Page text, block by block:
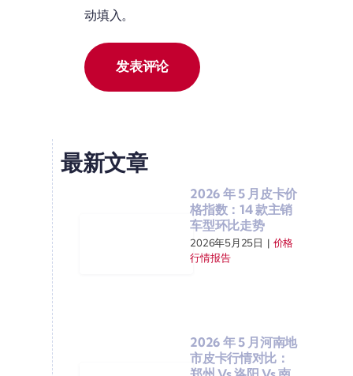
动填入。
最新文章
2026 年 5 月皮卡价
格指数：14 款主销
车型环比走势
2026年5月25日 | 价格
行情报告
2026 年 5 月河南地
市皮卡行情对比：